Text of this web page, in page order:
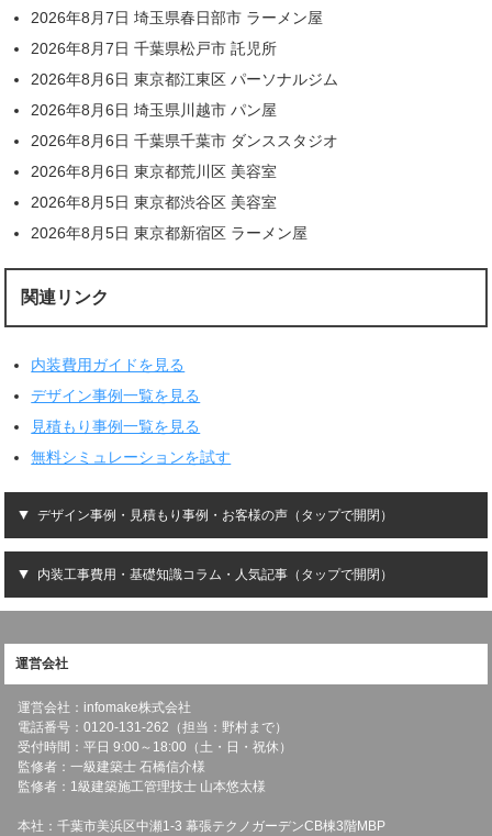
2026年8月7日 埼玉県春日部市 ラーメン屋
2026年8月7日 千葉県松戸市 託児所
2026年8月6日 東京都江東区 パーソナルジム
2026年8月6日 埼玉県川越市 パン屋
2026年8月6日 千葉県千葉市 ダンススタジオ
2026年8月6日 東京都荒川区 美容室
2026年8月5日 東京都渋谷区 美容室
2026年8月5日 東京都新宿区 ラーメン屋
関連リンク
内装費用ガイドを見る
デザイン事例一覧を見る
見積もり事例一覧を見る
無料シミュレーションを試す
デザイン事例・見積もり事例・お客様の声（タップで開閉）
内装工事費用・基礎知識コラム・人気記事（タップで開閉）
運営会社
運営会社：infomake株式会社
電話番号：0120-131-262（担当：野村まで）
受付時間：平日 9:00～18:00（土・日・祝休）
監修者：一級建築士 石橋信介様
監修者：1級建築施工管理技士 山本悠太様
本社：千葉市美浜区中瀬1-3 幕張テクノガーデンCB棟3階MBP